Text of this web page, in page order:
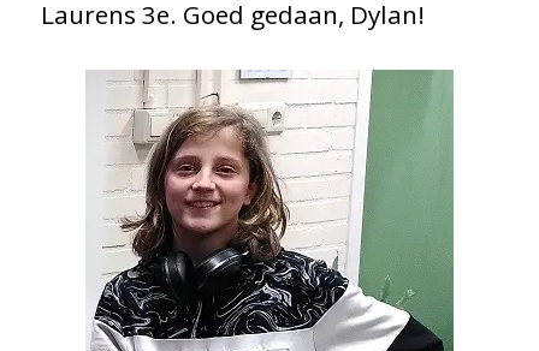
Laurens 3e. Goed gedaan, Dylan!